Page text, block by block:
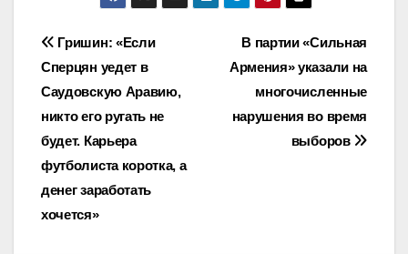
Навигация
по
записям
В партии «Сильная
Армения» указали на
многочисленные
нарушения во время
выборов
Гришин: «Если
Сперцян уедет в
Саудовскую Аравию,
никто его ругать не
будет. Карьера
футболиста коротка, а
денег заработать
хочется»